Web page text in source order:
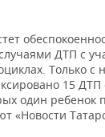
ДТП с
Только с
15 ДТП
один ребенок
«Новости